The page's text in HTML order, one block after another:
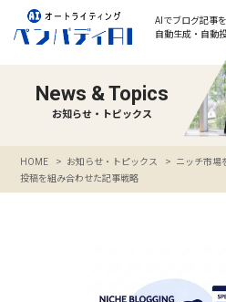
AIでブログ記事を
自動生成・自動
News & Topics
お知らせ・トピックス
HOME > お知らせ・トピックス > ニッチ市場
投稿を組み合わせた記事戦略